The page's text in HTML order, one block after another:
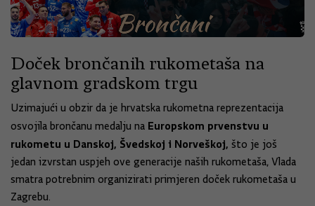
Doček brončanih rukometaša na
glavnom gradskom trgu
Uzimajući u obzir da je hrvatska rukometna reprezentacija
osvojila brončanu medalju na Europskom prvenstvu u
rukometu u Danskoj, Švedskoj i Norveškoj, što je još
jedan izvrstan uspjeh ove generacije naših rukometaša, Vlada
smatra potrebnim organizirati primjeren doček rukometaša u
Zagrebu.